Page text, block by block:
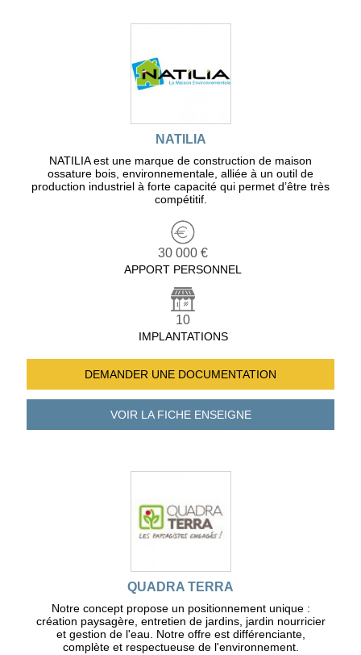
NATILIA
NATILIA est une marque de construction de maison
ossature bois, environnementale, alliée à un outil de
production industriel à forte capacité qui permet d’être très
compétitif.
30 000 €
APPORT PERSONNEL
10
IMPLANTATIONS
DEMANDER UNE DOCUMENTATION
VOIR LA FICHEENSEIGNE
QUADRA TERRA
Notre concept propose un positionnement unique :
création paysagère, entretien de jardins, jardin nourricier
et gestion de l'eau. Notre offre est différenciante,
complète et respectueuse de l'environnement.